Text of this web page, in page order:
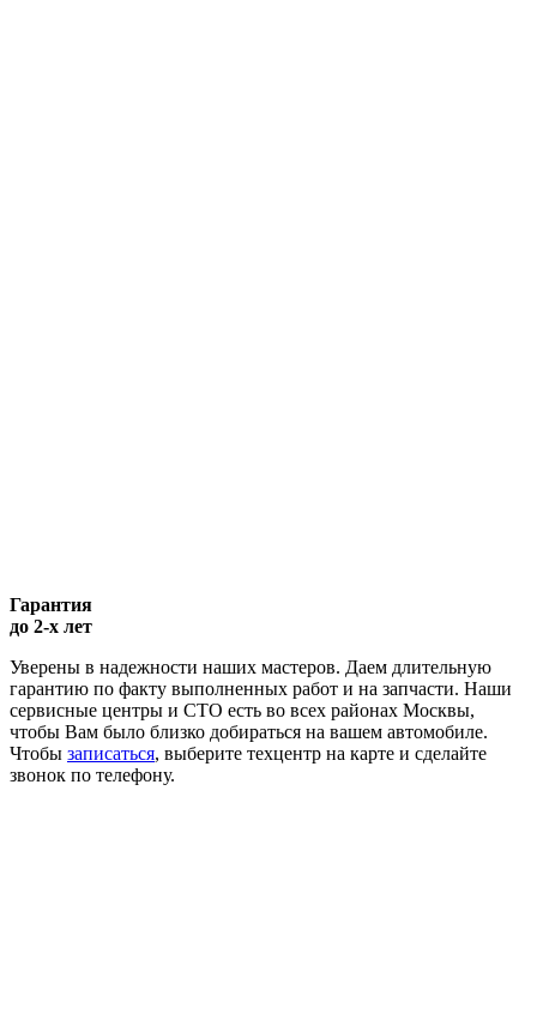
Гарантия
до 2-х лет
Уверены в надежности наших мастеров. Даем длительную
гарантию по факту выполненных работ и на запчасти. Наши
сервисные центры и СТО есть во всех районах Москвы,
чтобы Вам было близко добираться на вашем автомобиле.
Чтобы записаться, выберите техцентр на карте и сделайте
звонок по телефону.